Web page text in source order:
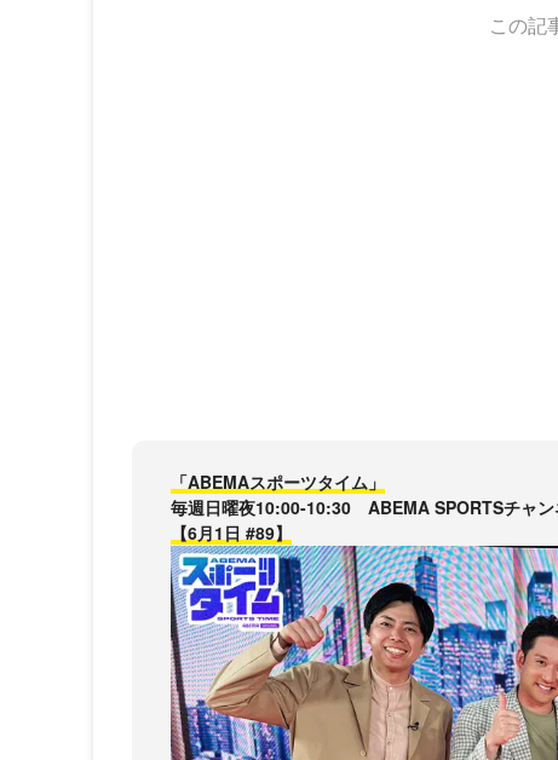
この記
「ABEMAスポーツタイム」
毎週日曜夜10:00-10:30 ABEMA SPORTSチャン
【6月1日 #89】